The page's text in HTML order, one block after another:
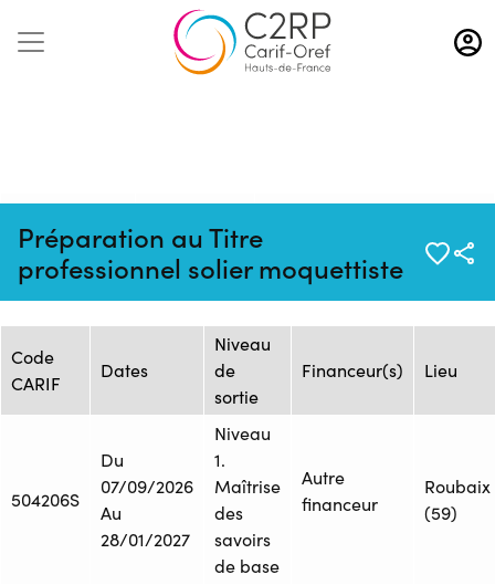
Aller
au
contenu
Préparation au Titre
professionnel solier moquettiste
Mise à jour :
09/01/2026
Formation :
2478514F
Source : FRESC - Site Beau
Session de formation
Code
CARIF
Dates
Niveau
de
sortie
Financeur(s) Lieu
504206S
Du
07/09/2026
Au
28/01/2027
Niveau
1.
Maîtrise
des
savoirs
de base
Autre
financeur
Roubaix
(59)